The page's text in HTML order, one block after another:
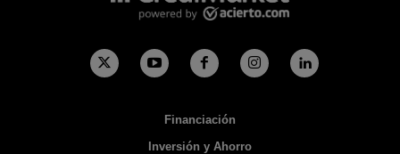
Financiación
Inversión y Ahorro